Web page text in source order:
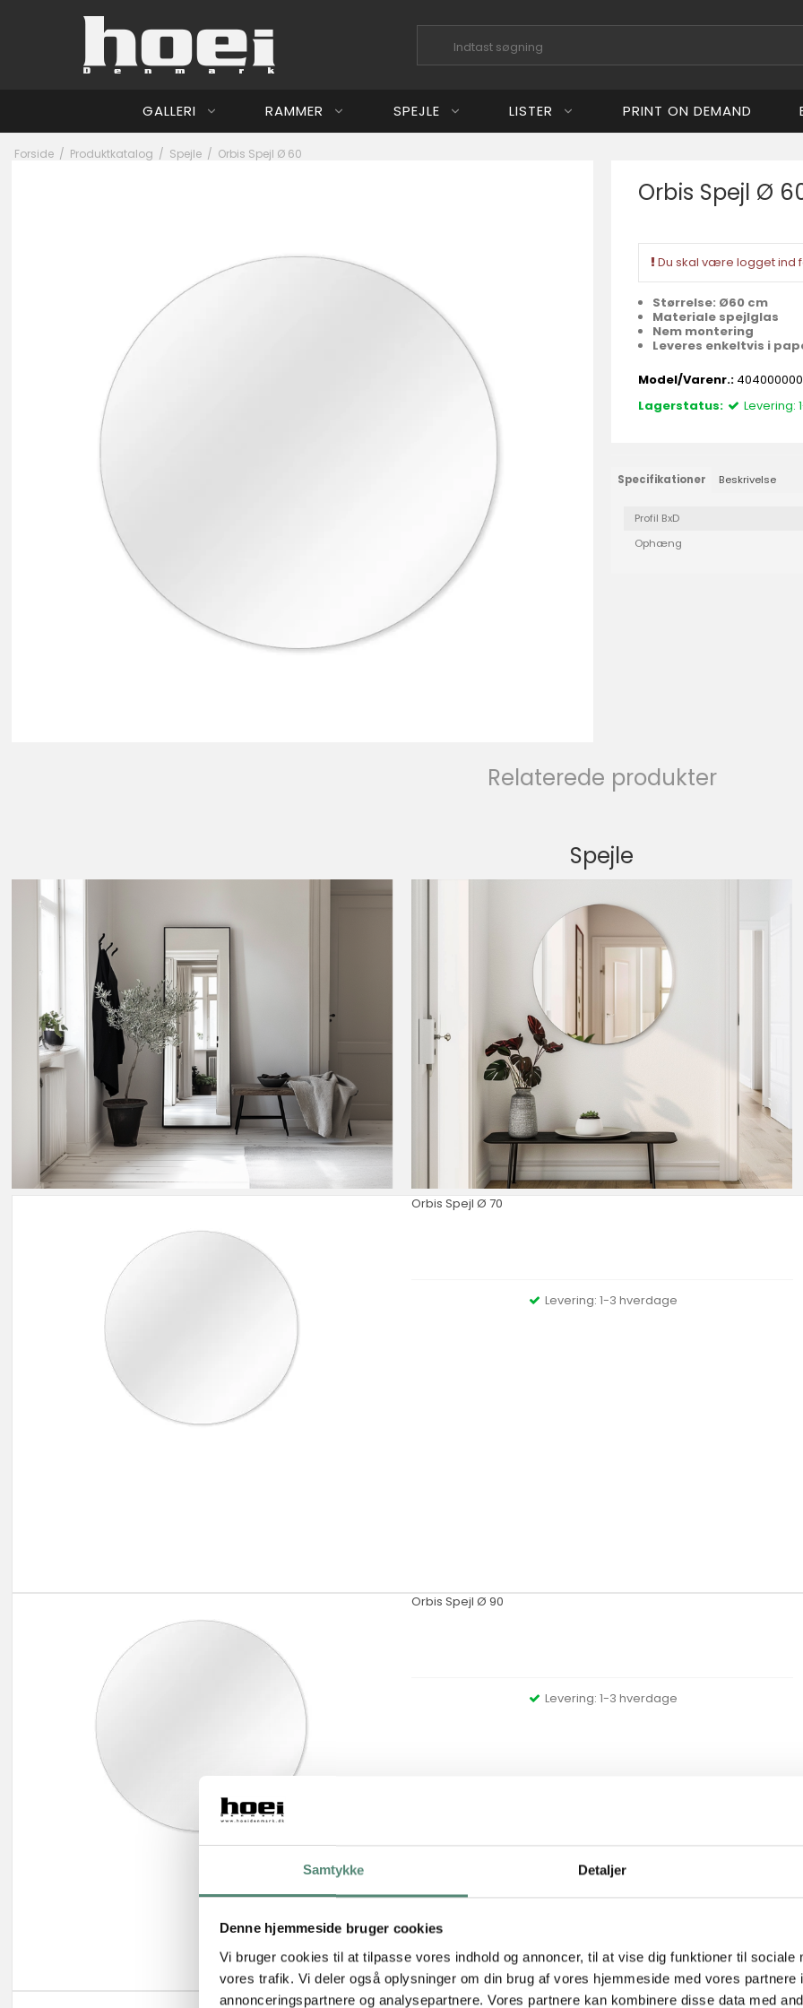
Samtykke Detaljer
Denne hjemmeside bruger cookies
Vi bruger cookies til at tilpasse vores indhold og annoncer, til at vise dig funktioner til sociale
vores trafik. Vi deler også oplysninger om din brug af vores hjemmeside med vores partnere
annonceringspartnere og analysepartnere. Vores partnere kan kombinere disse data med
GALLERI RAMMER SPEJLE LISTER PRINT ON DEMAND
Forside / Produktkatalog / Spejle / Orbis Spejl Ø 60
Orbis Spejl Ø
Du skal være logget ind
Størrelse: Ø60 cm
Materiale spejlglas
Nem montering
Leveres enkeltvis i
Model/Varenr.:
Lagerstatus:
Levering:
Specifikationer Beskrivelse
Profil BxD
Ophæng
Relaterede produkter
Spejle
Orbis Spejl Ø 70
Levering: 1-3 hverdage
Orbis Spejl Ø 90
Levering: 1-3 hverdage
SPEJL EGE LOOK MDF 45x80 CM